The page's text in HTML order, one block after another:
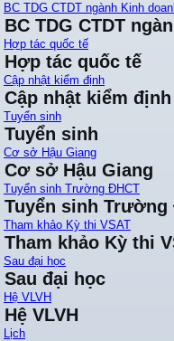
BC TDG CTDT ngành Kinh
BC TDG CTDT
Hợp tác quốc tế
Hợp tác quốc tế
Cập nhật kiểm định
Cập nhật kiểm định
Tuyển sinh
Tuyển sinh
Cơ sở Hậu Giang
Cơ sở Hậu Giang
Tuyển sinh Trường ĐHCT
Tuyển sinh Trường
Tham khảo Kỳ thi VSAT
Tham khảo Kỳ thi
Sau đại học
Sau đại học
Hệ VLVH
Hệ VLVH
Lịch